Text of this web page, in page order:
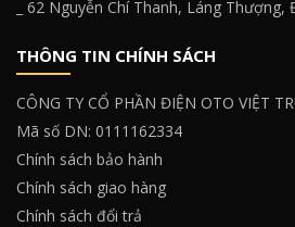
_ 62 Nguyễn Chí Thanh, Láng Thượng,
THÔNG TIN CHÍNH SÁCH
CÔNG TY CỔ PHẦN ĐIỆN OTO VIỆT
Mã số DN: 0111162334
Chính sách bảo hành
Chính sách giao hàng
Chính sách đổi trả